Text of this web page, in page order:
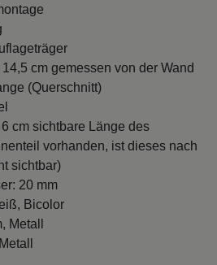
cm gemessen von der Wand
(Querschnitt)
cm sichtbare Länge des
vorhanden, ist dieses nach
sichtbar)
20 mm
Bicolor
Metall